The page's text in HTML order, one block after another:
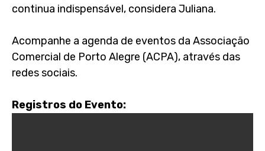
continua indispensável, considera Juliana.
Acompanhe a agenda de eventos da Associação
Comercial de Porto Alegre (ACPA), através das
redes sociais.
Registros do Evento: